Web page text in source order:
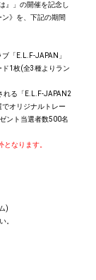
』」の開催を記念し
》を、下記の期間
「E.L.F-JAPAN」
1枚(全3種よりラン
る「E.L.F-JAPAN2
オリジナルトレー
ント当選者数500名
なります。
)
。